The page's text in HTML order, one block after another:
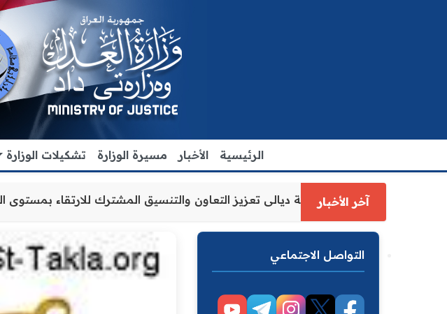
الرئيسية الأخبار مسيرة الوزارة تشكيلات الوزارة
آخر الأخبار
الاقدم يبحث مع رئيس مجلس محافظة ديالى تعزيز التعاون والتنسيق المشترك
التواصل الاجتماعي